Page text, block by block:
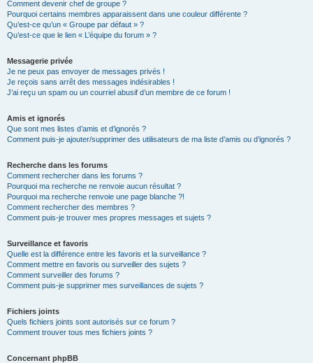
Comment devenir chef de groupe ?
Pourquoi certains membres apparaissent dans une couleur différente ?
Qu’est-ce qu’un « Groupe par défaut » ?
Qu’est-ce que le lien « L’équipe du forum » ?
Messagerie privée
Je ne peux pas envoyer de messages privés !
Je reçois sans arrêt des messages indésirables !
J’ai reçu un spam ou un courriel abusif d’un membre de ce forum !
Amis et ignorés
Que sont mes listes d’amis et d’ignorés ?
Comment puis-je ajouter/supprimer des utilisateurs de ma liste d’amis ou d’ignorés ?
Recherche dans les forums
Comment rechercher dans les forums ?
Pourquoi ma recherche ne renvoie aucun résultat ?
Pourquoi ma recherche renvoie une page blanche ?!
Comment rechercher des membres ?
Comment puis-je trouver mes propres messages et sujets ?
Surveillance et favoris
Quelle est la différence entre les favoris et la surveillance ?
Comment mettre en favoris ou surveiller des sujets ?
Comment surveiller des forums ?
Comment puis-je supprimer mes surveillances de sujets ?
Fichiers joints
Quels fichiers joints sont autorisés sur ce forum ?
Comment trouver tous mes fichiers joints ?
Concernant phpBB